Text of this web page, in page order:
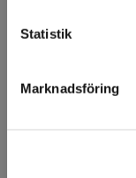
Statistik
Marknadsföring
Läs mer